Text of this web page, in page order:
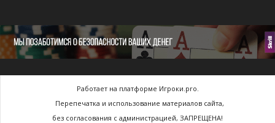
Работает на платформе Игроки.pro.
Перепечатка и использование материалов сайта,
без согласования с администрацией, ЗАПРЕЩЕНА!